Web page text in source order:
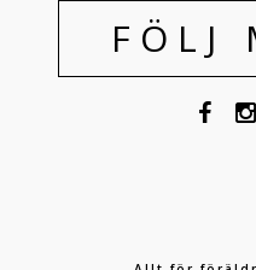
FÖLJ